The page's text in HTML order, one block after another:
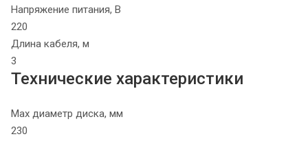
Напряжение питания, В
220
Длина кабеля, м
3
Технические характеристики
Max диаметр диска, мм
230